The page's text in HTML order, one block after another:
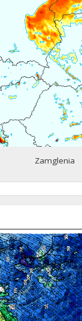
Zamglenia